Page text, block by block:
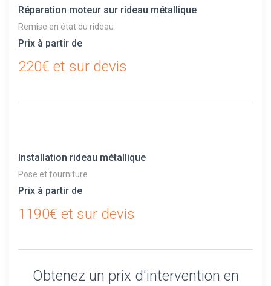
Réparation moteur sur rideau métallique
Remise en état du rideau
Prix à partir de
220€ et sur devis
Installation rideau métallique
Pose et fourniture
Prix à partir de
1190€ et sur devis
Obtenez un prix d'intervention en